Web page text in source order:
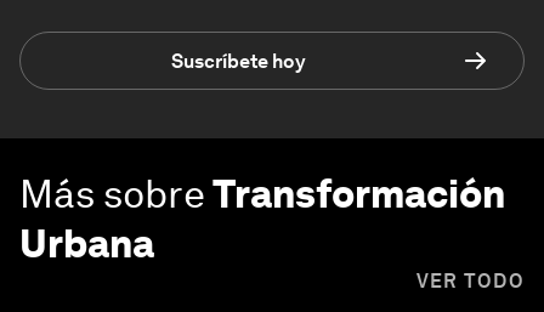
Suscríbete hoy
Más sobreTransformación
Urbana
VER TODO